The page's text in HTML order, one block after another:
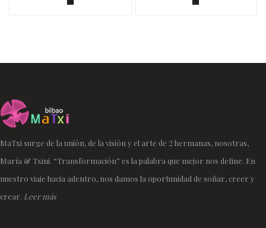
MaTxi surge de la unión, de la visión y el arte de 2 hermanas, nosotras,
María & Txini. “Transformación” es la palabra que mejor nos define. En
nuestro viaje hacia adentro, nos damos la oportunidad de soñar, creer y
crear. Leer más